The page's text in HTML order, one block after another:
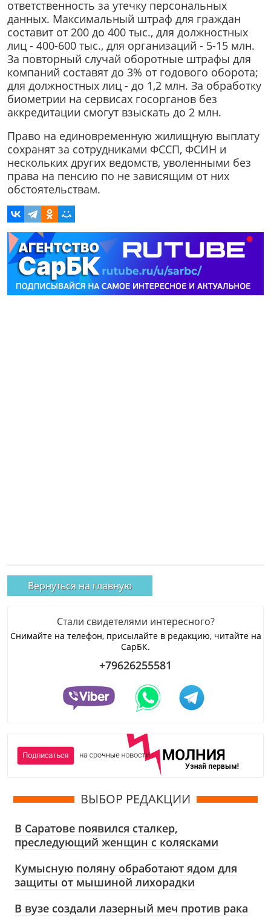
ответственность за утечку персональных
данных. Максимальный штраф для граждан
составит от 200 до 400 тыс., для должностных
лиц - 400-600 тыс., для организаций - 5-15 млн.
За повторный случай оборотные штрафы для
компаний составят до 3% от годового оборота;
для должностных лиц - до 1,2 млн. За обработку
биометрии на сервисах госорганов без
аккредитации смогут взыскать до 2 млн.
Право на единовременную жилищную выплату
сохранят за сотрудниками ФССП, ФСИН и
нескольких других ведомств, уволенными без
права на пенсию по не зависящим от них
обстоятельствам.
Вернуться на главную
Стали свидетелями интересного?
Снимайте на телефон, присылайте в редакцию, читайте на
СарБК.
+79626255581
ВЫБОР РЕДАКЦИИ
В Саратове появился сталкер,
преследующий женщин с колясками
Кумысную поляну обработают ядом для
защиты от мышиной лихорадки
В вузе создали лазерный меч против рака